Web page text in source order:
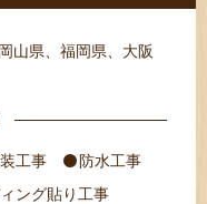
山県、福岡県、大阪
工事
防水工事
ング貼り工事